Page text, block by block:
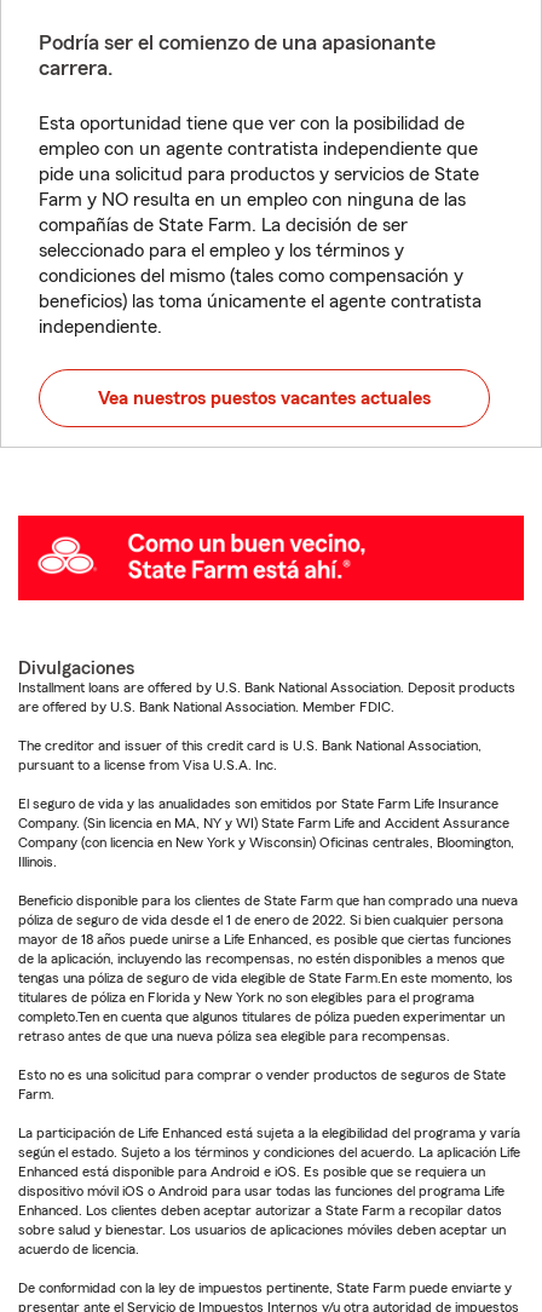
Podría ser el comienzo de una apasionante
carrera.
Esta oportunidad tiene que ver con la posibilidad de
empleo con un agente contratista independiente que
pide una solicitud para productos y servicios de State
Farm y NO resulta en un empleo con ninguna de las
compañías de State Farm. La decisión de ser
seleccionado para el empleo y los términos y
condiciones del mismo (tales como compensación y
beneficios) las toma únicamente el agente contratista
independiente.
Vea nuestros puestos vacantes actuales
Divulgaciones
Installment loans are offered by U.S. Bank National Association. Deposit products
are offered by U.S. Bank National Association. Member FDIC.
The creditor and issuer of this credit card is U.S. Bank National Association,
pursuant to a license from Visa U.S.A. Inc.
El seguro de vida y las anualidades son emitidos por State Farm Life Insurance
Company. (Sin licencia en MA, NY y WI) State Farm Life and Accident Assurance
Company (con licencia en New York y Wisconsin) Oficinas centrales, Bloomington,
Illinois.
Beneficio disponible para los clientes de State Farm que han comprado una nueva
póliza de seguro de vida desde el 1 de enero de 2022. Si bien cualquier persona
mayor de 18 años puede unirse a Life Enhanced, es posible que ciertas funciones
de la aplicación, incluyendo las recompensas, no estén disponibles a menos que
tengas una póliza de seguro de vida elegible de State Farm.En este momento, los
titulares de póliza en Florida y New York no son elegibles para el programa
completo.Ten en cuenta que algunos titulares de póliza pueden experimentar un
retraso antes de que una nueva póliza sea elegible para recompensas.
Esto no es una solicitud para comprar o vender productos de seguros de State
Farm.
La participación de Life Enhanced está sujeta a la elegibilidad del programa y varía
según el estado. Sujeto a los términos y condiciones del acuerdo. La aplicación Life
Enhanced está disponible para Android e iOS. Es posible que se requiera un
dispositivo móvil iOS o Android para usar todas las funciones del programa Life
Enhanced. Los clientes deben aceptar autorizar a State Farm a recopilar datos
sobre salud y bienestar. Los usuarios de aplicaciones móviles deben aceptar un
acuerdo de licencia.
De conformidad con la ley de impuestos pertinente, State Farm puede enviarte y
presentar ante el Servicio de Impuestos Internos y/u otra autoridad de impuestos